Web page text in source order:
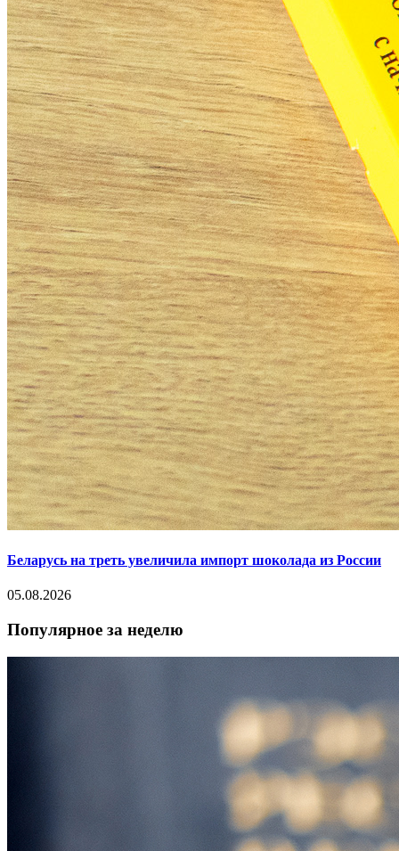
Беларусь на треть увеличила импорт шоколада из России
05.08.2026
Популярное за неделю